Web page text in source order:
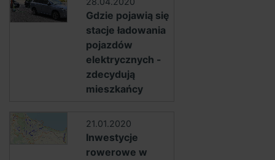
Gdzie pojawią się
stacje ładowania
pojazdów
elektrycznych -
zdecydują
mieszkańcy
21.01.2020
Inwestycje
rowerowe w